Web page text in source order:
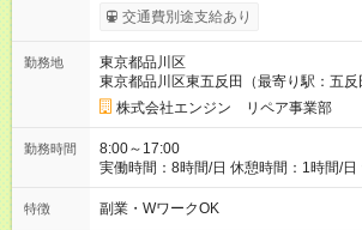
チェック後に日給を決定します！ ・現
倍』！ ・その他手当により『1.5倍』に
交通費規定支給 ◆残業手当あり ◆子供
(2，000円/1日) ※宿泊を伴う現場の場合 ◆先輩スタッフの給与例
﹋﹋﹋﹋﹋﹋﹋﹋﹋﹋﹋ ・週5日勤務A
×20勤務 ＞＞月収22万円＋諸手当 【試用期間】試用期間あり 試
用期間の長さ：6ヶ月 ※ 雇用形態と給与
分があります。 雇用形態：本採用時と
円 121勤務目から日給1万1，000円～ と
::::: ::::: ::::: ::::: ::::: ::::::
交通費別途支給あり
勤務地
東京都品川区
東京都品川区東五反田（最寄り駅：五反
株式会社エンジン リペア事業部
勤務時間
8:00～17:00
実働時間：8時間/日 休憩時間：1時間/
★週5日入れる方大歓迎！※日時相談
可能！ ＼毎月希望シフト提出で働きやすい！／ 毎月20日までに
特徴 副業・WワークOK